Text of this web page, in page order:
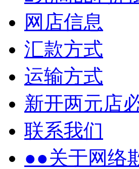
网店信息
汇款方式
运输方式
新开两元店
联系我们
●●关于网络